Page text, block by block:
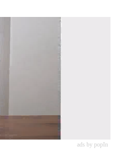
ads by popIn